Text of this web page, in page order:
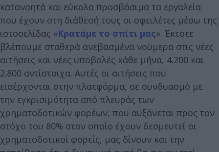
κατανοητά και εύκολα προσβάσιμα τα εργαλεία
που έχουν στη διάθεσή τους οι οφειλέτες μέσω της
ιστοσελίδας «Κρατάμε το σπίτι μας». Έκτοτε
βλέπουμε σταθερά ανεβασμένα νούμερα στις νέες
αιτήσεις και νέες υποβολές κάθε μήνα, 4.200 και
2.800 αντίστοιχα. Αυτές οι αιτήσεις που
εισέρχονται στην πλατφόρμα, σε συνδυασμό με
την εγκρισιμότητα από πλευράς των
χρηματοδοτικών φορέων, που αυξάνεται προς τον
στόχο του 80% στον οποίο έχουν δεσμευτεί οι
χρηματοδοτικοί φορείς, μας δίνουν και την